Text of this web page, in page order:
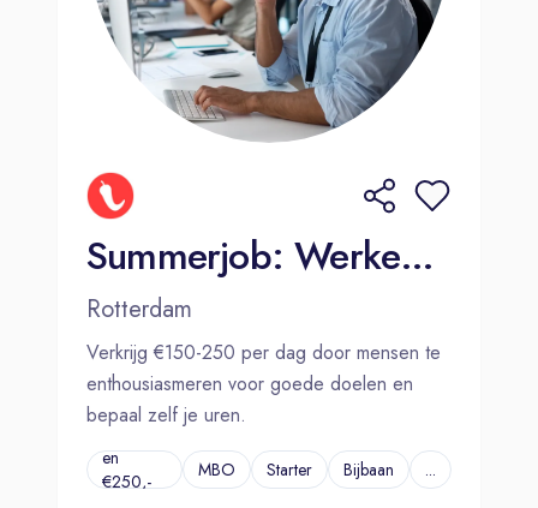
Summerjob: Werken wanneer jij wilt (€150-€250 per dag)
Rotterdam
Verkrijg €150-250 per dag door mensen te
enthousiasmeren voor goede doelen en
bepaal zelf je uren.
€150,-
en
€250,-
MBO Starter Bijbaan ...